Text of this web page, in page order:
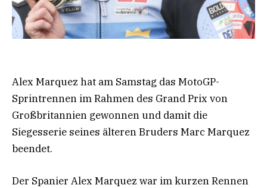
Alex Marquez hat am Samstag das MotoGP-
Sprintrennen im Rahmen des Grand Prix von
Großbritannien gewonnen und damit die
Siegesserie seines älteren Bruders Marc Marquez
beendet.
Der Spanier Alex Marquez war im kurzen Rennen